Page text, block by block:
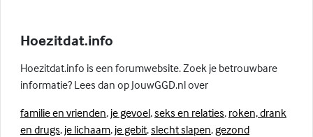
Hoezitdat.info
Hoezitdat.info is een forumwebsite. Zoek je betrouwbare
informatie? Lees dan op JouwGGD.nl over
familie en vrienden, je gevoel,seks en relaties, roken, drank
en drugs, je lichaam, je gebit,slecht slapen, gezond